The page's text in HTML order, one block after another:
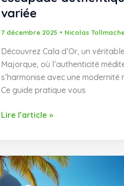
variée
7 décembre 2025 • Nicolas
Découvrez Cala d’Or, un
Majorque, où l’authenticité
s’harmonise avec une modernité
Ce guide pratique vous
Cala
Guide
complet
Lire l’article »